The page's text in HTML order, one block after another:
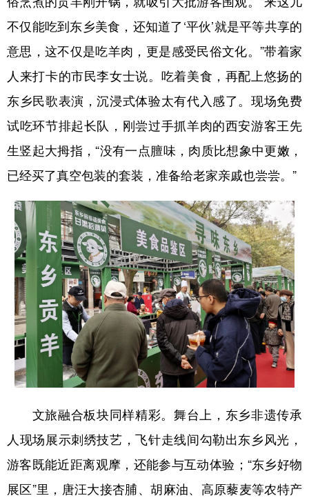
不仅能吃到东乡美食，还知道了‘平伙’就是平等共享的
意思，这不仅是吃羊肉，更是感受民俗文化。”带着家
人来打卡的市民李女士说。吃着美食，再配上悠扬的
东乡民歌表演，沉浸式体验太有代入感了。现场免费
试吃环节排起长队，刚尝过手抓羊肉的西安游客王先
生竖起大拇指，“没有一点膻味，肉质比想象中更嫩，
已经买了真空包装的套装，准备给老家亲戚也尝尝。”
文旅融合板块同样精彩。舞台上，东乡非遗传承
人现场展示刺绣技艺，飞针走线间勾勒出东乡风光，
游客既能近距离观摩，还能参与互动体验；“东乡好物
展区”里，唐汪大接杏脯、胡麻油、高原藜麦等农特产